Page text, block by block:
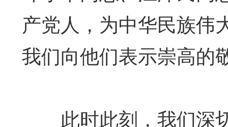
产党人，为中华民族伟
我们向他们表示崇高的
此时此刻，我们深